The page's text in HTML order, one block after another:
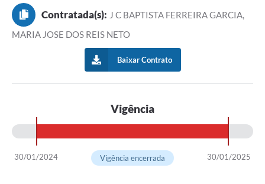
Imprensa
Galeria de Fotos
Ouvidoria
Arquivos para Download
Carta de Serviços
Contratada(s): J C BAPTISTA FERREIRA GARCIA,
MARIA JOSE DOS REIS NETO
Baixar Contrato
Vigência
30/01/2024 30/01/2025
Vigência encerrada